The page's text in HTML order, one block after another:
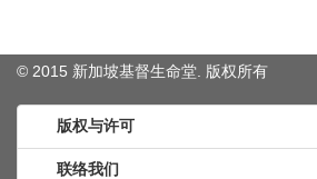
© 2015 新加坡基督生命堂. 版权所有
版权与许可
联络我们